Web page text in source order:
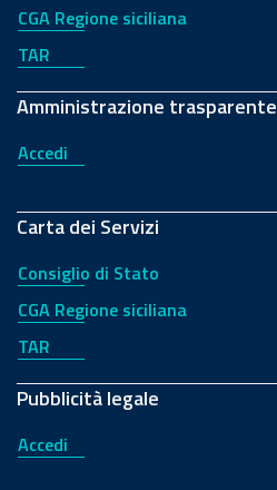
CGA Regione siciliana
TAR
Amministrazione trasparente
Accedi
Carta dei Servizi
Consiglio di Stato
CGA Regione siciliana
TAR
Pubblicità legale
Accedi